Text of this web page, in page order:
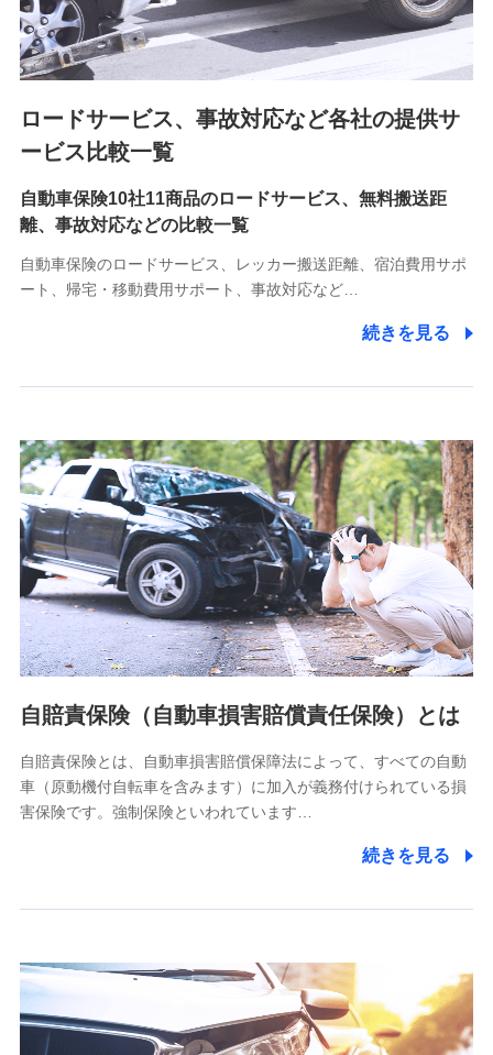
取引先としての選定業務、営業情報の提供業務、契約締結手
続き業務、取引管理業務、およびこれらに準ずる業務の遂行
のため
9.お問い合わせ情報
各種お問い合わせに対応するため
10.受託業務の 個人情報
受託業務の遂行およびこれらに準ずる業務の遂行のため
11.マイカー通勤管理クラウド並びに法人向けASPサー
をお送りするため
分析するため
当社の対応品質向上やお問い合わせ内容の正確な把握のため
個人情報保護管理者の職名、連絡先
株式会社ドコモ・インシュアランス 営業部長
〒103-0013 東京都中央区日本橋人形町2-14-10 アーバン
ネット日本橋ビル 3F
株式会社ドコモ・インシュアランス
個人情報の第三者提供について
除き、第三者に提供いたしません。
業務の委託
当社は利用目的の達成に必要な範囲内において個人情報の取
【共同して利用される利用データの項目】
当社又は株式会社NTTドコモがサービス提供等を通じて取得
した、以下の情報などの個人データ
ロードサービス、事故対応など各社の提供サ
ービス比較一覧
自動車保険10社11商品のロードサービス、無料搬送距
離、事故対応などの比較一覧
自動車保険のロードサービス、レッカー搬送距離、宿泊費用サポ
ート、帰宅・移動費用サポート、事故対応など…
続きを見る
自賠責保険（自動車損害賠償責任保険）とは
自賠責保険とは、自動車損害賠償保障法によって、すべての自動
車（原動機付自転車を含みます）に加入が義務付けられている損
害保険です。強制保険といわれています…
続きを見る